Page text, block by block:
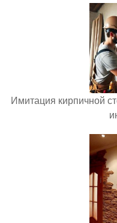
Имитация кирпичной